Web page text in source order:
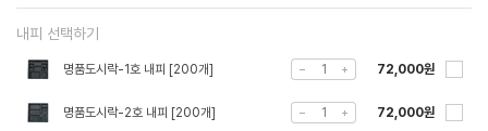
내피 선택하기
명품도시락-1호 내피 [200개] 72,000원
명품도시락-2호 내피 [200개] 72,000원